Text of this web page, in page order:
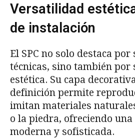
Versatilidad
de instalación
El SPC no solo destaca
técnicas, sino también
estética. Su capa
definición permite
imitan materiales
o la piedra, ofreciendo
moderna y sofisticada.